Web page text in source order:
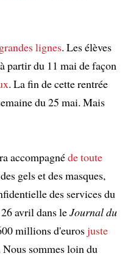
lignes. Les élèves
partir du 11 mai de façon
. La fin de cette rentrée
du 25 mai. Mais
accompagnéde toute
gels et des masques,
des services du
avril dans leJournal du
millions d'eurosjuste
sommes loin du